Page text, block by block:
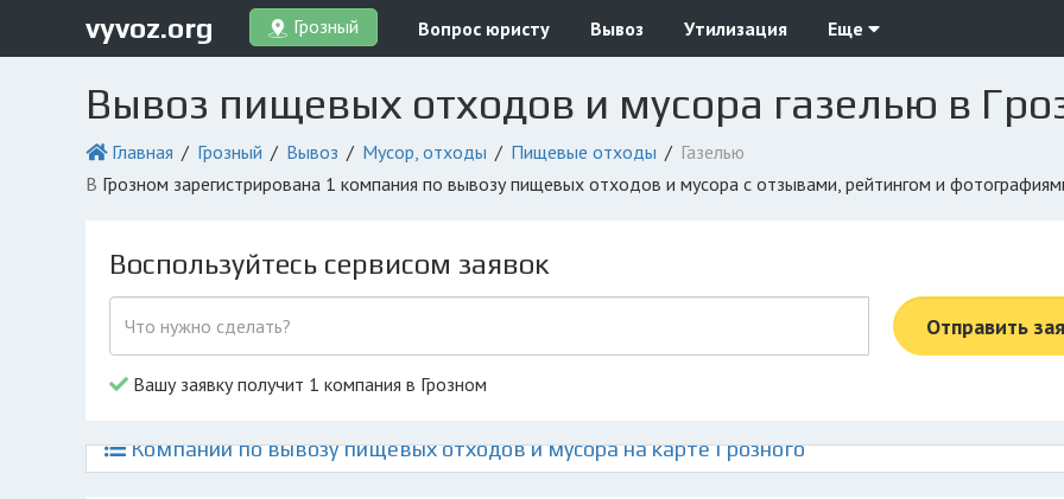
vyvoz.org Грозный Вопрос юристу Вывоз Утилизация Еще
Вывоз пищевых отходов и мусора газелью в
Главная Грозный Вывоз Мусор, отходы Пищевые отходы
Газелью
в Грозном зарегистрирована 1 компания по вывозу пищевых отходов и мусора с отзывами, рейтингом и
Воспользуйтесь сервисом заявок
Отправить
Вашу заявку получит 1 компания в Грозном
Компании по вывозу пищевых отходов и мусора на карте Грозного